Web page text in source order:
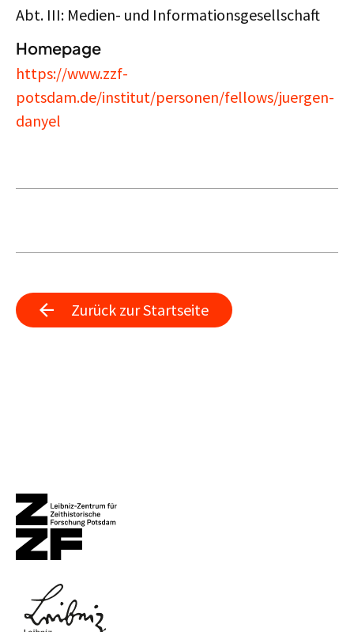
Abt. III: Medien- und Informationsgesellschaft
Homepage
https://www.zzf-
potsdam.de/institut/personen/fellows/juergen-
danyel
Zurück zur Startseite